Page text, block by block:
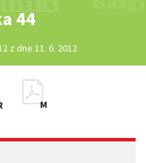
44
z dne 11. 6. 2012